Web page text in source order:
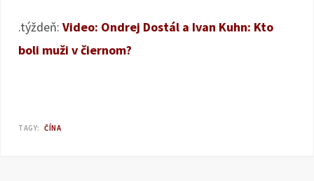
.týždeň: Video: Ondrej Dostál a Ivan Kuhn: Kto
boli muži v čiernom?
TAGY: ČÍNA